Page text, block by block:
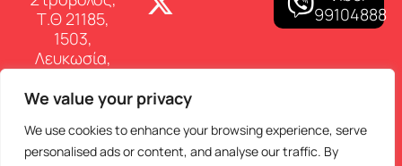
We value your privacy
We use cookies to enhance your browsing experience, serve
personalised ads or content, and analyse our traffic. By
Τ.Θ 21185,
1503,
Λευκωσία,
Επικοινωνία:
Τηλ: 22 460
150
99104888